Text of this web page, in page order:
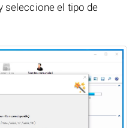
seleccione el tipo de